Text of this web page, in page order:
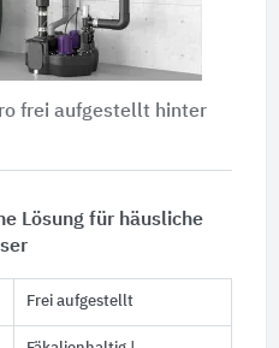
frei aufgestellt hinter
Lösung für häusliche
Frei aufgestellt